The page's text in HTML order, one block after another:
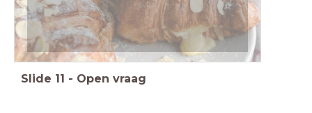
Slide 11 - Open vraag